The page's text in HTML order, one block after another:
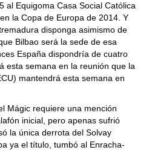
al Equigoma Casa Social Católica
la Copa de Europa de 2014. Y
disponga asimismo de
Bilbao será la sede de esa
España dispondría de cuatro
esta semana en la reunión que la
mantendrá esta semana en
Mágic requiere una mención
inicial, pero apenas sufrió
la única derrota del Solvay
ya el título, tumbó al Enracha-